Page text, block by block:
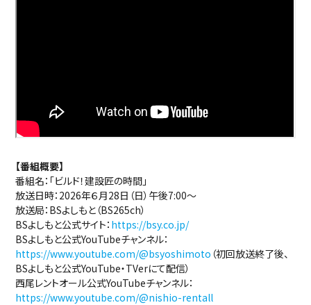
【番組概要】
番組名：「ビルド！建設匠の時間」
放送日時：2026年６月28日（日）午後7:00～
放送局：BSよしもと（BS265ch）
BSよしもと公式サイト： https://bsy.co.jp/
BSよしもと公式YouTubeチャンネル：
https://www.youtube.com/@bsyoshimoto （初回放送終了後、
BSよしもと公式YouTube・TVerにて配信）
西尾レントオール公式YouTubeチャンネル：
https://www.youtube.com/@nishio-rentall